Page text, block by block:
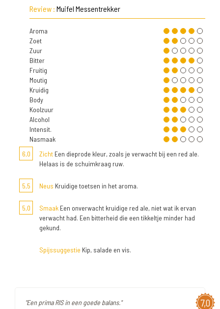
Review : Muifel Messentrekker
Aroma
Zoet
Zuur
Bitter
Fruitig
Moutig
Kruidig
Body
Koolzuur
Alcohol
Intensit.
Nasmaak
6,0
Zicht Een dieprode kleur, zoals je verwacht bij een red ale.
Helaas is de schuimkraag ruw.
5,5 Neus Kruidige toetsen in het aroma.
5,0 Smaak Een onverwacht kruidige red ale, niet wat ik ervan
verwacht had. Een bitterheid die een tikkeltje minder had
gekund.
Spijssuggestie Kip, salade en vis.
7,0
"Een prima RIS in een goede balans."